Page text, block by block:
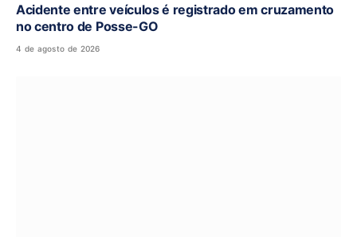
Acidente entre veículos é registrado em cruzamento
no centro de Posse-GO
4 de agosto de 2026